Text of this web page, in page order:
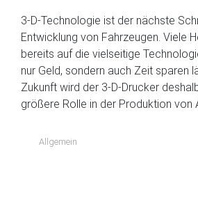
3-D-Technologie ist der nächste
Entwicklung von Fahrzeugen. Viele
bereits auf die vielseitige
nur Geld, sondern auch Zeit sparen
Zukunft wird der 3-D-Drucker
größere Rolle in der Produktion von
Allgemein